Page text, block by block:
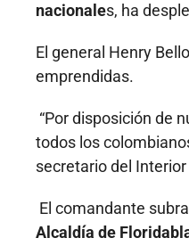
nacionales, ha
El general Henry
emprendidas.
“Por disposición de
todos los
secretario del
El comandante
Alcaldía de